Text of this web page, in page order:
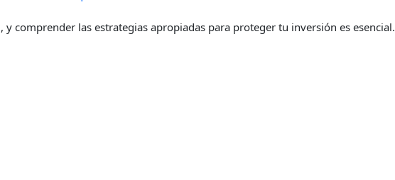
comprender las estrategias apropiadas para proteger tu inversión es esencial.